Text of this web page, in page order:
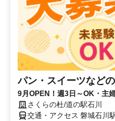
パン・スイーツなど
9月OPEN！週3日～OK・主
さくらの杜/道の駅石川
交通・アクセス 磐城石川